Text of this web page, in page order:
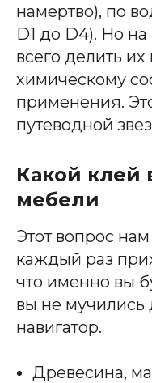
намертво), по
D1 до D4). Но
всего делить
химическому
применения.
путеводной
Какой клей
мебели
Этот вопрос
каждый раз
что именно вы
вы не мучились
навигатор.
Древесина,